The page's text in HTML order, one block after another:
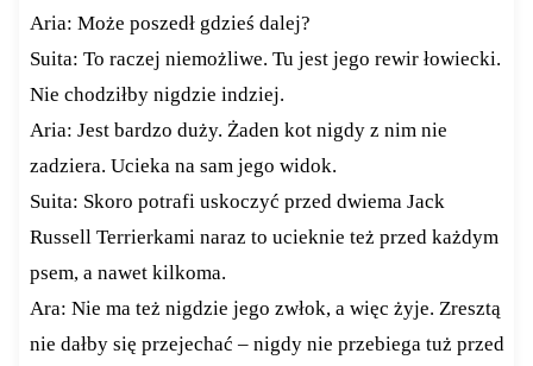
Aria: Może poszedł gdzieś dalej?
Suita: To raczej niemożliwe. Tu jest jego rewir łowiecki.
Nie chodziłby nigdzie indziej.
Aria: Jest bardzo duży. Żaden kot nigdy z nim nie
zadziera. Ucieka na sam jego widok.
Suita: Skoro potrafi uskoczyć przed dwiema Jack
Russell Terrierkami naraz to ucieknie też przed każdym
psem, a nawet kilkoma.
Ara: Nie ma też nigdzie jego zwłok, a więc żyje. Zresztą
nie dałby się przejechać – nigdy nie przebiega tuż przed